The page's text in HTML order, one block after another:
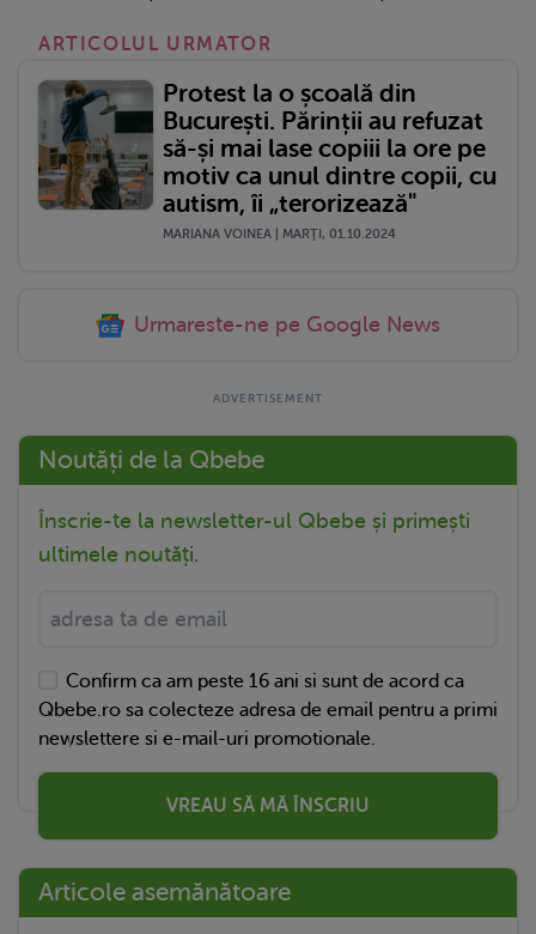
ARTICOLUL URMATOR
Protest la o școală din
București. Părinții au refuzat
să-și mai lase copiii la ore pe
motiv ca unul dintre copii, cu
autism, îi „terorizează"
MARIANA VOINEA | MARŢI, 01.10.2024
Urmareste-ne pe Google News
Noutăți de la Qbebe
Înscrie-te la newsletter-ul Qbebe și primești
ultimele noutăți.
Confirm ca am peste 16 ani si sunt de acord ca
Qbebe.ro sa colecteze adresa de email pentru a primi
newslettere si e-mail-uri promotionale.
VREAU SĂ MĂ ÎNSCRIU
Articole asemănătoare